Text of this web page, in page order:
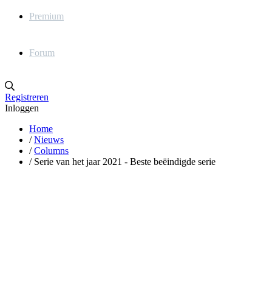
Premium
Forum
Registreren
Inloggen
Home
/ Nieuws
/ Columns
/ Serie van het jaar 2021 - Beste beëindigde serie